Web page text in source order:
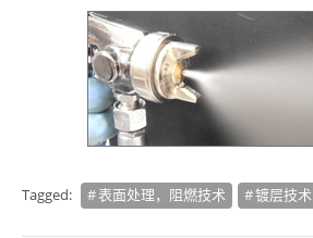
Tagged: 表面处理，阻燃技术 镀层技术